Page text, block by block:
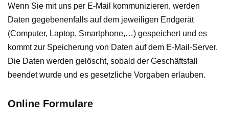
Wenn Sie mit uns per E-Mail kommunizieren, werden
Daten gegebenenfalls auf dem jeweiligen Endgerät
(Computer, Laptop, Smartphone,…) gespeichert und es
kommt zur Speicherung von Daten auf dem E-Mail-Server.
Die Daten werden gelöscht, sobald der Geschäftsfall
beendet wurde und es gesetzliche Vorgaben erlauben.
Online Formulare